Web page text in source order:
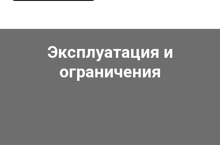
Эксплуатация и
ограничения